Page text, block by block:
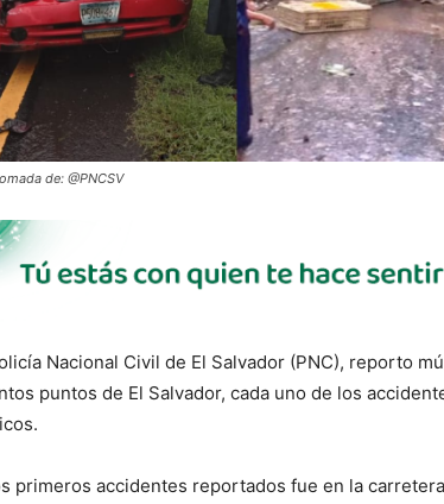
de: @PNCSV
Nacional Civil de El Salvador (PNC), reporto
puntos de El Salvador, cada uno de los
primeros accidentes reportados fue en la